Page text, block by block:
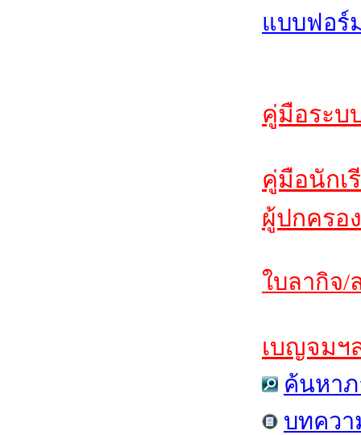
แบบฟอร์
คู่มือระบ
คู่มือนักเ
ผู้ปกครอ
ใบลากิจ/
เบญจมฯ
ค้นหาภ
บทควา